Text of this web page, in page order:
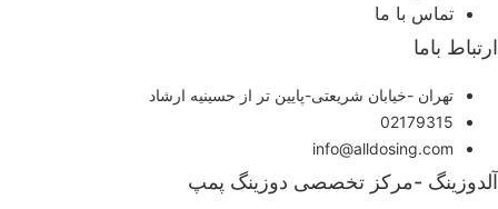
تماس با ما
ارتباط باما
تهران -خیابان شریعتی-پایین تر از حسینیه ارشاد
02179315
info@alldosing.com
آلدوزینگ -مرکز تخصصی دوزینگ پمپ